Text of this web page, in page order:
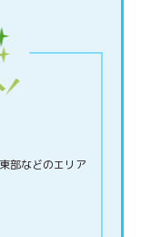
部などのエリア